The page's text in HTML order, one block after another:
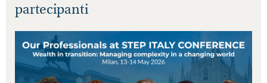
partecipanti